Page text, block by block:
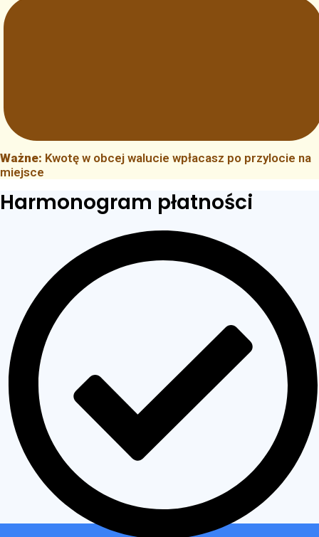
Ważne: Kwotę w obcej walucie wpłacasz po przylocie na
miejsce
Harmonogram płatności